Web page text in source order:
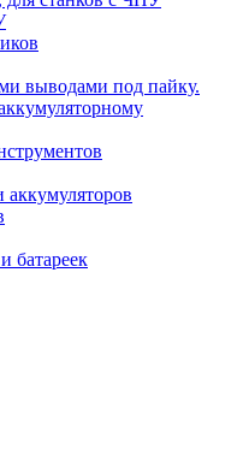
выводами под пайку.
аккумуляторов
батареек